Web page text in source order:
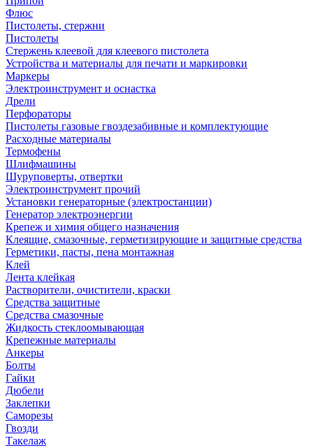
Флюс
Пистолеты, стержни
Пистолеты
Стержень клеевой для клеевого пистолета
Устройства и материалы для печати и маркировки
Маркеры
Электроинструмент и оснастка
Дрели
Перфораторы
Пистолеты газовые гвоздезабивные и комплектующие
Расходные материалы
Термофены
Шлифмашины
Шуруповерты, отвертки
Электроинструмент прочий
Установки генераторные (электростанции)
Генератор электроэнергии
Крепеж и химия общего назначения
Клеящие, смазочные, герметизирующие и защитные средства
Герметики, пасты, пена монтажная
Клей
Лента клейкая
Растворители, очистители, краски
Средства защитные
Средства смазочные
Жидкость стеклоомывающая
Крепежные материалы
Анкеры
Болты
Гайки
Дюбели
Заклепки
Саморезы
Гвозди
Такелаж